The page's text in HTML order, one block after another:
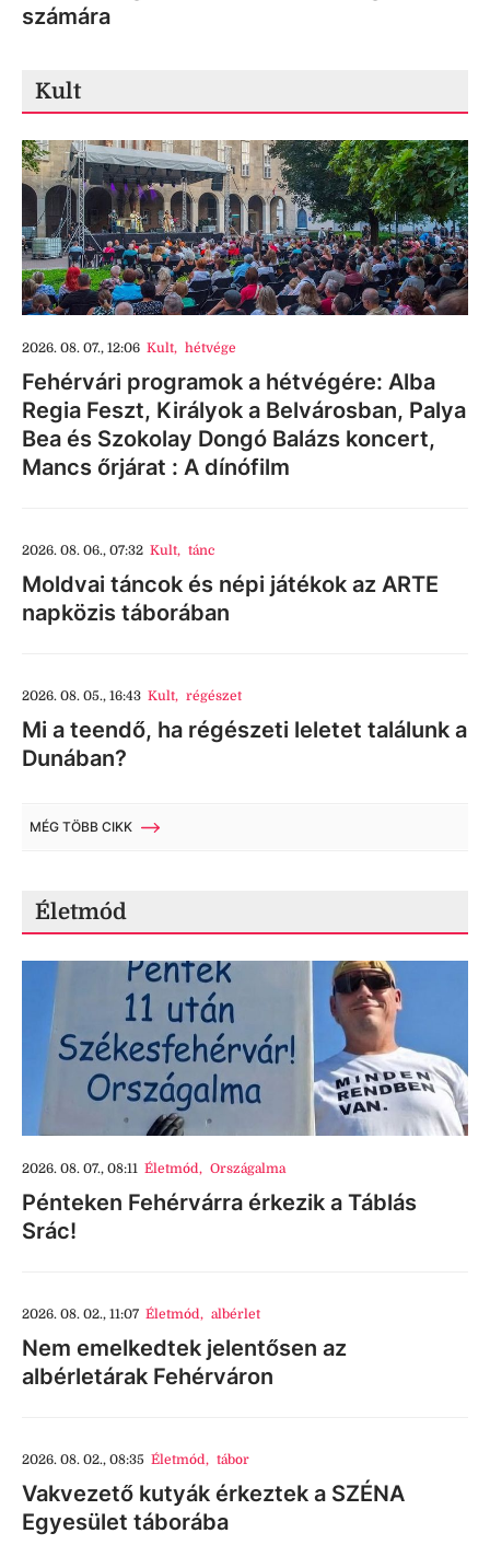
számára
Kult
2026. 08. 07., 12:06 Kult, hétvége
Fehérvári programok a hétvégére: Alba
Regia Feszt, Királyok a Belvárosban, Palya
Bea és Szokolay Dongó Balázs koncert,
Mancs őrjárat : A dínófilm
2026. 08. 06., 07:32 Kult, tánc
Moldvai táncok és népi játékok az ARTE
napközis táborában
2026. 08. 05., 16:43 Kult, régészet
Mi a teendő, ha régészeti leletet találunk a
Dunában?
MÉG TÖBB CIKK
Életmód
2026. 08. 07., 08:11 Életmód, Országalma
Pénteken Fehérvárra érkezik a Táblás
Srác!
2026. 08. 02., 11:07 Életmód, albérlet
Nem emelkedtek jelentősen az
albérletárak Fehérváron
2026. 08. 02., 08:35 Életmód, tábor
Vakvezető kutyák érkeztek a SZÉNA
Egyesület táborába